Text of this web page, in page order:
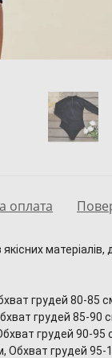
оплата
грудей 80-85
грудей 85-90
грудей 90-95
Обхват грудей 95-